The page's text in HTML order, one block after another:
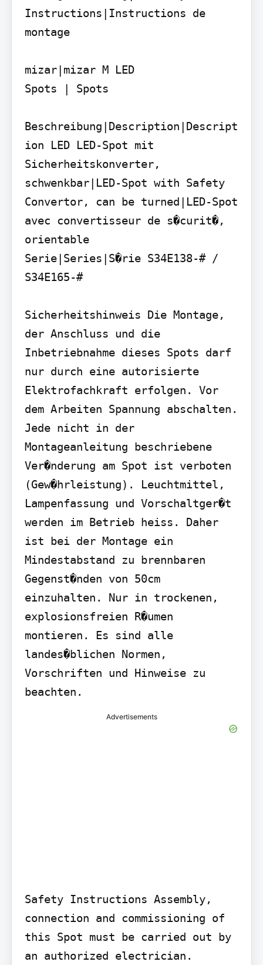
Instructions|Instructions de
montage
mizar|mizar M LED
Spots | Spots
Beschreibung|Description|Descript
ion LED LED-Spot mit
Sicherheitskonverter,
schwenkbar|LED-Spot with Safety
Convertor, can be turned|LED-Spot
avec convertisseur de s�curit�,
orientable
Serie|Series|S�rie S34E138-# /
S34E165-#
Sicherheitshinweis Die Montage,
der Anschluss und die
Inbetriebnahme dieses Spots darf
nur durch eine autorisierte
Elektrofachkraft erfolgen. Vor
dem Arbeiten Spannung abschalten.
Jede nicht in der
Montageanleitung beschriebene
Ver�nderung am Spot ist verboten
(Gew�hrleistung). Leuchtmittel,
Lampenfassung und Vorschaltger�t
werden im Betrieb heiss. Daher
ist bei der Montage ein
Mindestabstand zu brennbaren
Gegenst�nden von 50cm
einzuhalten. Nur in trockenen,
explosionsfreien R�umen
montieren. Es sind alle
landes�blichen Normen,
Vorschriften und Hinweise zu
beachten.
Advertisements
Safety Instructions Assembly,
connection and commissioning of
this Spot must be carried out by
an authorized electrician.